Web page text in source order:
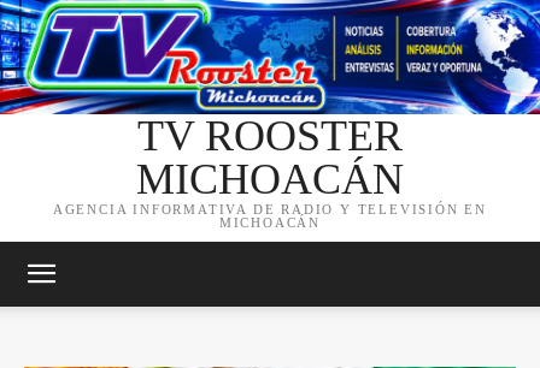
TV ROOSTER
MICHOACÁN
AGENCIA INFORMATIVA DE RADIO Y TELEVISIÓN EN
MICHOACÁN